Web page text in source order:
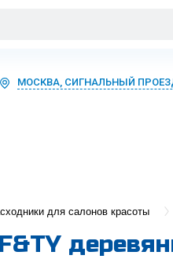
МОСКВА, СИГНАЛЬНЫЙ
для салонов красоты